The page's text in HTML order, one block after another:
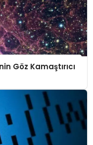
Göz Kamaştırıcı